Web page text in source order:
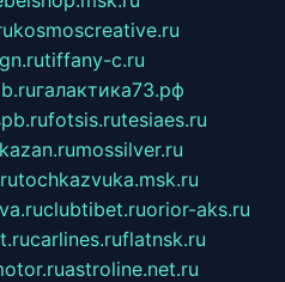
kosmoscreative.ru
tiffany-c.ru
галактика73.рф
fotsis.rutesiaes.ru
mossilver.ru
tochkazvuka.msk.ru
clubtibet.ruorior-aks.ru
carlines.ruflatnsk.ru
astroline.net.ru